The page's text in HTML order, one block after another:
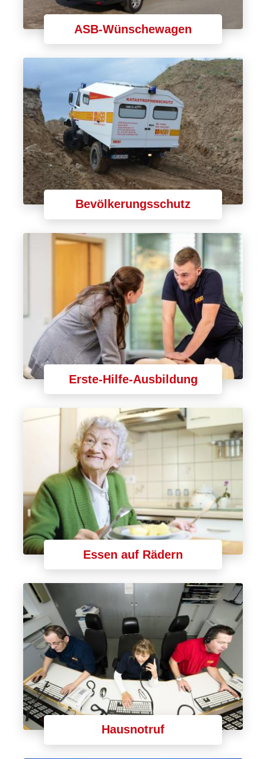
ASB-Wünschewagen
Bevölkerungsschutz
Erste-Hilfe-Ausbildung
Essen auf Rädern
Hausnotruf